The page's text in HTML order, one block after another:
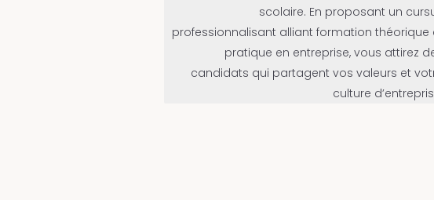
scolaire. En proposant un
professionnalisant alliant formation théorique
pratique en entreprise, vous attirez
candidats qui partagent vos valeurs et
culture